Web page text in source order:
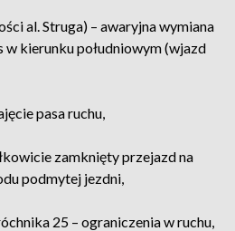
al. Struga) – awaryjna wymiana
w kierunku południowym (wjazd
pasa ruchu,
zamknięty przejazd na
podmytej jezdni,
25 – ograniczenia w ruchu,